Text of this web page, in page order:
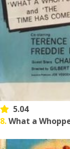
5.04
8.What a